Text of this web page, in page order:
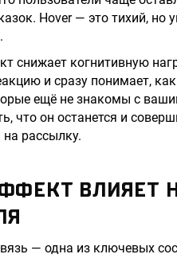
Hover — это тихий, но
снижает когнитивную
и сразу понимает,
ещё не знакомы с
что он останется и
рассылку.
ВЛИЯЕТ
— одна из ключевых